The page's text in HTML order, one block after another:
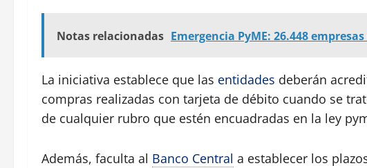
Notas relacionadas Emergencia PyME: 26.448
La iniciativa establece que las entidades deberán
compras realizadas con tarjeta de débito cuando se
de cualquier rubro que estén encuadradas en la ley
Además, faculta al Banco Central a establecer los